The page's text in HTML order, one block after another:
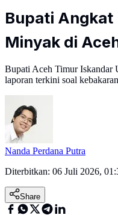
Bupati Angkat
Minyak di
Bupati Aceh Timur Iskandar
laporan terkini soal
Nanda Perdana Putra
Diterbitkan: 06 Juli 2026,
Share